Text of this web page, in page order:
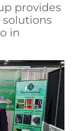
provides
in